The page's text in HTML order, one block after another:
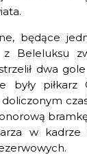
będące
Beleluksu
dwa
były
w kadrze